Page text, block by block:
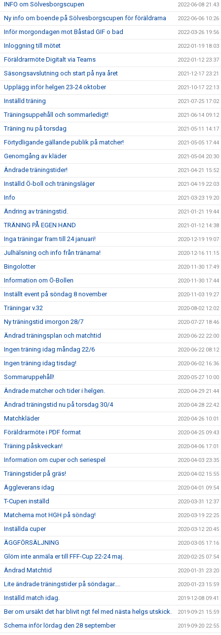
INFO om Sölvesborgscupen 2022-06-08 21:43
Ny info om boende på Sölvesborgscupen för föräldrarna 2022-06-06 10:26
Inför morgondagen mot Båstad GIF o bad 2022-03-26 19:56
Inloggning till mötet 2022-01-19 18:03
Föräldrarmöte Digitalt via Teams 2022-01-12 23:37
Säsongsavslutning och start på nya året 2021-12-17 23:21
Upplägg inför helgen 23-24 oktober 2021-10-17 22:13
Inställd träning 2021-07-25 17:02
Träningsuppehåll och sommarledigt! 2021-06-14 09:12
Träning nu på torsdag 2021-05-11 14:17
Förtydligande gällande publik på matcher! 2021-05-05 17:44
Genomgång av kläder 2021-05-04 20:30
Ändrade träningstider! 2021-04-21 15:52
Inställd Ö-boll och träningsläger 2021-04-19 22:03
Info 2021-03-23 19:20
Ändring av träningstid. 2021-01-21 19:44
TRÄNING PÅ EGEN HAND 2021-01-12 14:38
Inga träningar fram till 24 januari! 2020-12-19 19:07
Julhälsning och info från tränarna! 2020-12-16 11:15
Bingolotter 2020-11-30 17:49
Information om Ö-Bollen 2020-11-30 17:44
Inställt event på söndag 8 november 2020-11-03 19:27
Träningar v.32 2020-08-02 12:02
Ny träningstid imorgon 28/7 2020-07-27 18:46
Ändrad träningsplan och matchtid 2020-06-22 22:00
Ingen träning idag måndag 22/6 2020-06-22 08:12
Ingen träning idag tisdag! 2020-06-02 16:36
Sommaruppehåll! 2020-05-27 10:00
Ändrade matcher och tider i helgen. 2020-04-29 21:44
Ändrad träningstid nu på torsdag 30/4 2020-04-28 22:42
Matchkläder 2020-04-26 10:01
Föräldrarmöte i PDF format 2020-04-25 09:43
Träning påskveckan! 2020-04-06 17:01
Information om cuper och seriespel 2020-04-03 23:35
Träningstider på gräs! 2020-04-02 15:55
Äggleverans idag 2020-04-01 09:54
T-Cupen inställd 2020-03-31 12:37
Matcherna mot HGH på söndag! 2020-03-19 22:25
Inställda cuper 2020-03-12 20:45
ÄGGFÖRSÄLJNING 2020-03-05 17:16
Glöm inte anmäla er till FFF-Cup 22-24 maj. 2020-02-25 07:54
Ändrad Matchtid 2020-01-31 23:20
Lite ändrade träningstider på söndagar.... 2020-01-23 15:59
Inställd match idag. 2019-12-08 09:41
Ber om ursäkt det har blivit ngt fel med nästa helgs utskick. 2019-09-21 15:59
Schema inför lördag den 28 september 2019-09-20 22:55